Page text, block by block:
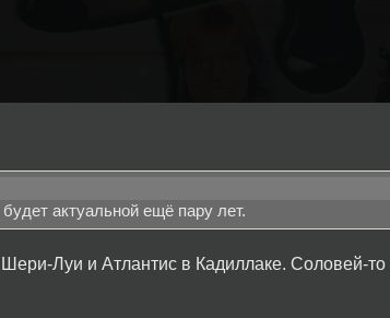
актуальной ещё пару лет.
Луи и Атлантис в Кадиллаке. Соловей-то